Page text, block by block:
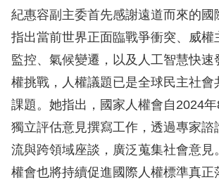
息
權
業
務
核
心
人
紀惠容副主委首先感謝遠道而來的國
指出當前世界正面臨戰爭衝突、威權
監控、氣候變遷，以及人工智慧快速
權挑戰，人權議題已是全球民主社會
課題。她指出，國家人權會自2024
獨立評估意見撰寫工作，透過專家諮
流與跨領域座談，廣泛蒐集社會意見
權會也將持續促進國際人權標準真正